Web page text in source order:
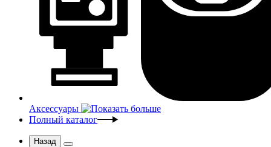
Аксессуары
Полный каталог
Назад